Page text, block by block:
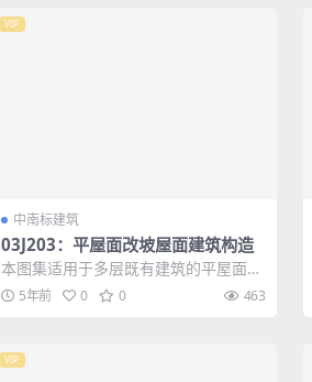
VIP
中南标建筑
03J203：平屋面改坡屋面建筑构造
本图集适用于多层既有建筑的平屋面改
为坡屋面。在屋面改造时，也可结合既
有建筑的节能...
5年前 0 0 463
VIP